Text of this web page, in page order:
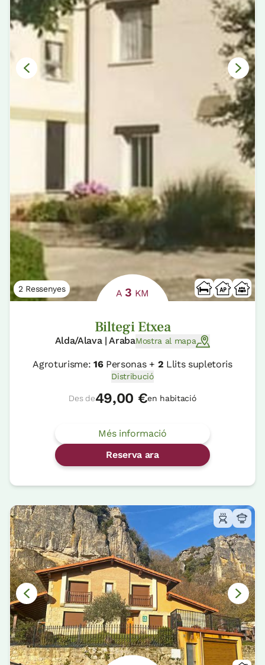
2 Ressenyes A 3 KM
Biltegi Etxea
Alda/Alava | ArabaMostra al mapa
Agroturisme:16Personas + 2 Llits supletoris
Distribució
Des de49,00 €en habitació
Més informació
Reserva ara